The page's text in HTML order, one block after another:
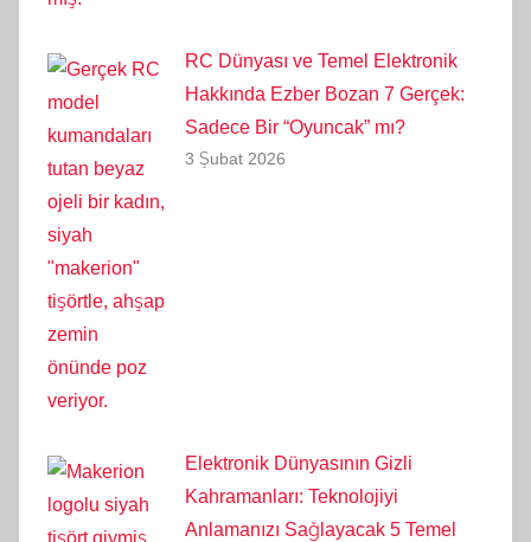
RC Dünyası ve Temel Elektronik
Hakkında Ezber Bozan 7 Gerçek:
Sadece Bir “Oyuncak” mı?
3 Şubat 2026
Elektronik Dünyasının Gizli
Kahramanları: Teknolojiyi
Anlamanızı Sağlayacak 5 Temel